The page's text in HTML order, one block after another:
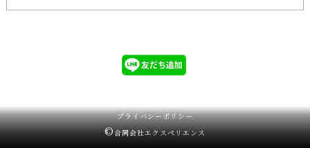
©合同会社エクスペリエンス
プライバシーポリシー